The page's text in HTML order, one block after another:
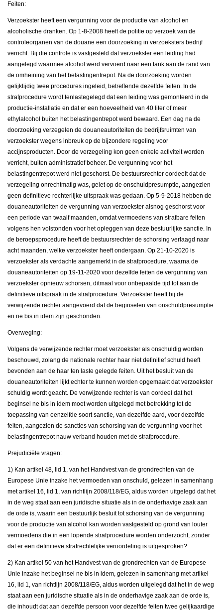
Feiten:
Verzoekster heeft een vergunning voor de productie van alcohol en
alcoholische dranken. Op 1-8-2008 heeft de politie op verzoek van de
controleorganen van de douane een doorzoeking in verzoeksters bedrijf
verricht. Bij die controle is vastgesteld dat verzoekster een leiding had
aangelegd waarmee alcohol werd vervoerd naar een tank aan de rand van
de omheining van het belastingentrepot. Na de doorzoeking worden
gelijktijdig twee procedures ingeleid, betreffende dezelfde feiten. In de
strafprocedure wordt tenlastegelegd dat een leiding was gemonteerd in de
productie-installatie en dat er een hoeveelheid van 40 liter of meer
ethylalcohol buiten het belastingentrepot werd bewaard. Een dag na de
doorzoeking verzegelen de douaneautoriteiten de bedrijfsruimten van
verzoekster wegens inbreuk op de bijzondere regeling voor
accijnsproducten. Door de verzegeling kon geen enkele activiteit worden
verricht, buiten administratief beheer. De vergunning voor het
belastingentrepot werd niet geschorst. De bestuursrechter oordeelt dat de
verzegeling onrechtmatig was, gelet op de onschuldpresumptie, aangezien
geen definitieve rechterlijke uitspraak was gedaan. Op 5-9-2018 hebben de
douaneautoriteiten de vergunning van verzoekster alsnog geschorst voor
een periode van twaalf maanden, omdat vermoedens van strafbare feiten
volgens hen volstonden voor het opleggen van deze bestuurlijke sanctie. In
de beroepsprocedure heeft de bestuursrechter de schorsing verlaagd naar
acht maanden, welke verzoekster heeft ondergaan. Op 21-10-2020 is
verzoekster als verdachte aangemerkt in de strafprocedure, waarna de
douaneautoriteiten op 19-11-2020 voor dezelfde feiten de vergunning van
verzoekster opnieuw schorsen, ditmaal voor onbepaalde tijd tot aan de
definitieve uitspraak in de strafprocedure. Verzoekster heeft bij de
verwijzende rechter aangevoerd dat de beginselen van onschuldpresumptie
en ne bis in idem zijn geschonden.
Overweging:
Volgens de verwijzende rechter moet verzoekster als onschuldig worden
beschouwd, zolang de nationale rechter haar niet definitief schuld heeft
bevonden aan de haar ten laste gelegde feiten. Uit het besluit van de
douaneautoriteiten lijkt echter te kunnen worden opgemaakt dat verzoekster
schuldig wordt geacht. De verwijzende rechter is van oordeel dat het
beginsel ne bis in idem moet worden uitgelegd met betrekking tot de
toepassing van eenzelfde soort sanctie, van dezelfde aard, voor dezelfde
feiten, aangezien de sancties van schorsing van de vergunning voor het
belastingentrepot nauw verband houden met de strafprocedure.
Prejudiciële vragen:
1) Kan artikel 48, lid 1, van het Handvest van de grondrechten van de
Europese Unie inzake het vermoeden van onschuld, gelezen in samenhang
met artikel 16, lid 1, van richtlijn 2008/118/EG, aldus worden uitgelegd dat het
in de weg staat aan een juridische situatie als in de onderhavige zaak aan
de orde is, waarin een bestuurlijk besluit tot schorsing van de vergunning
voor de productie van alcohol kan worden vastgesteld op grond van louter
vermoedens die in een lopende strafprocedure worden onderzocht, zonder
dat er een definitieve strafrechtelijke veroordeling is uitgesproken?
2) Kan artikel 50 van het Handvest van de grondrechten van de Europese
Unie inzake het beginsel ne bis in idem, gelezen in samenhang met artikel
16, lid 1, van richtlijn 2008/118/EG, aldus worden uitgelegd dat het in de weg
staat aan een juridische situatie als in de onderhavige zaak aan de orde is,
die inhoudt dat aan dezelfde persoon voor dezelfde feiten twee gelijkaardige